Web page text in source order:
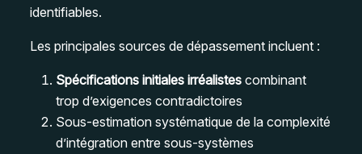
identifiables.
Les principales sources de dépassement incluent :
Spécifications initiales irréalistes combinant
trop d’exigences contradictoires
Sous-estimation systématique de la complexité
d’intégration entre sous-systèmes